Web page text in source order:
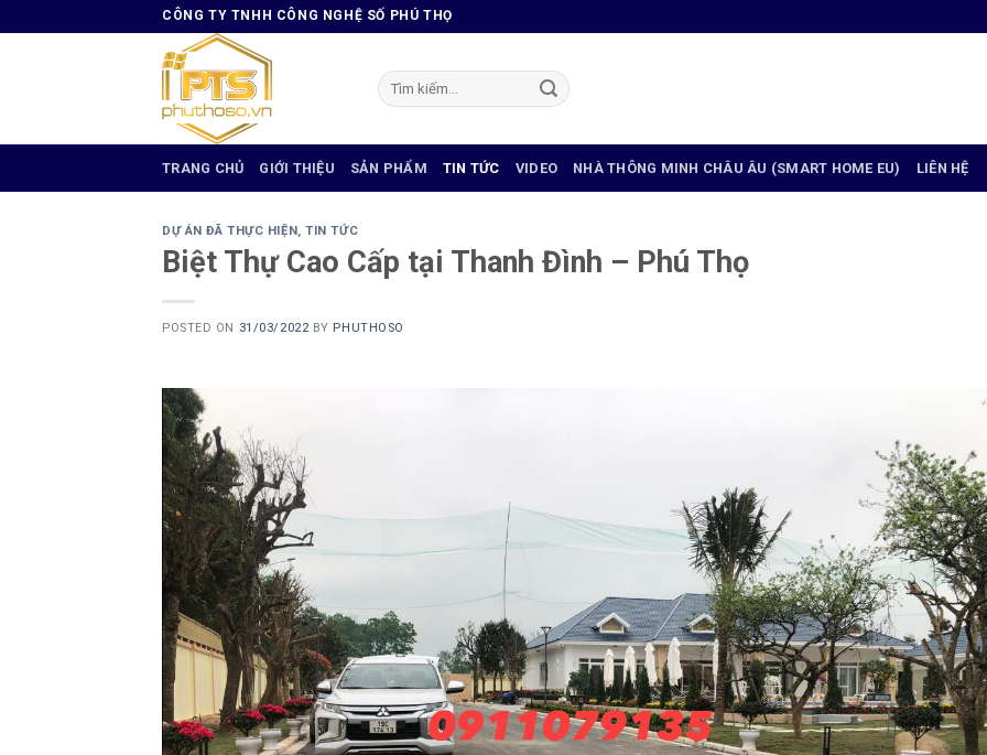
to
CÔNG TY TNHH CÔNG NGHỆ SỐ PHÚ THỌ
Tìm
kiếm:
TRANG CHỦ GIỚI THIỆU SẢN PHẨM TIN TỨC VIDEO NHÀ THÔNG MINH CHÂU ÂU (SMART HOME EU) LIÊN HỆ
DỰ ÁN ĐÃ THỰC HIỆN,TIN TỨC
Biệt Thự Cao Cấp tại Thanh Đình – Phú Thọ
POSTED ON 31/03/2022 BY PHUTHOSO